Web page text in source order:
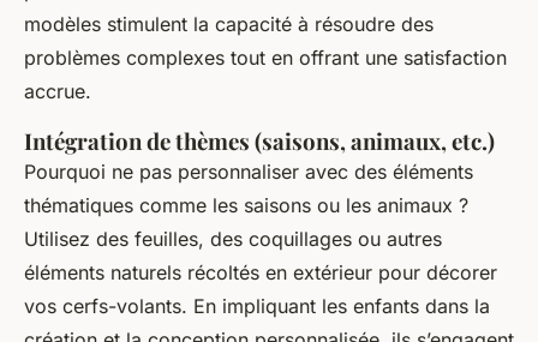
modèles stimulent la capacité à résoudre des
problèmes complexes tout en offrant une satisfaction
accrue.
Intégration de thèmes (saisons, animaux, etc.)
Pourquoi ne pas personnaliser avec des éléments
thématiques comme les saisons ou les animaux ?
Utilisez des feuilles, des coquillages ou autres
éléments naturels récoltés en extérieur pour décorer
vos cerfs-volants. En impliquant les enfants dans la